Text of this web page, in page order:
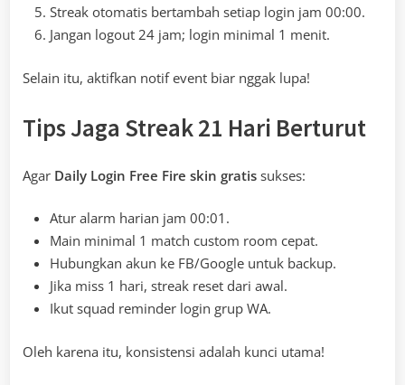
Streak otomatis bertambah setiap login jam 00:00.
Jangan logout 24 jam; login minimal 1 menit.
Selain itu, aktifkan notif event biar nggak lupa!
Tips Jaga Streak 21 Hari Berturut
Agar Daily Login Free Fire skin gratis sukses:
Atur alarm harian jam 00:01.
Main minimal 1 match custom room cepat.
Hubungkan akun ke FB/Google untuk backup.
Jika miss 1 hari, streak reset dari awal.
Ikut squad reminder login grup WA.
Oleh karena itu, konsistensi adalah kunci utama!